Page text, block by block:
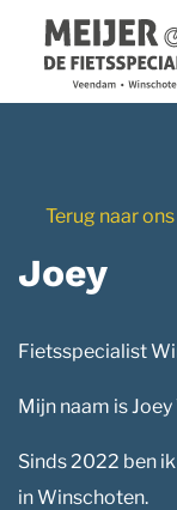
Navigatie
Terug naar
Joey
Fietsspecialist
Mijn naam is Joey
Sinds 2022 ben
in Winschoten.